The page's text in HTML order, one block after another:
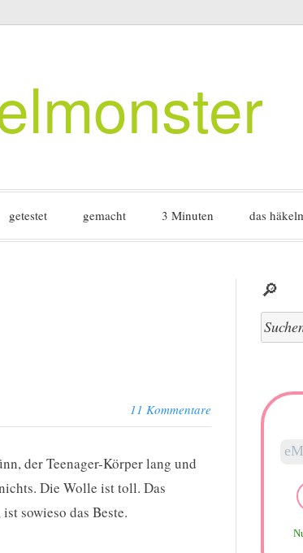
getestet gemacht 3 Minuten das
11 Kommentare
der Teenager-Körper lang und
Die Wolle ist toll. Das
sowieso das Beste.
🔎
Suchen
nach: